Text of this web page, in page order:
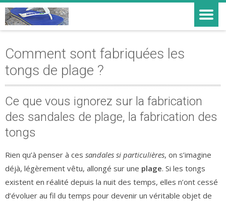
Comment sont fabriquées les
tongs de plage ?
Ce que vous ignorez sur la fabrication
des sandales de plage, la fabrication des
tongs
Rien qu’à penser à ces sandales si particulières, on s’imagine
déjà, légèrement vêtu, allongé sur une plage. Si les tongs
existent en réalité depuis la nuit des temps, elles n’ont cessé
d’évoluer au fil du temps pour devenir un véritable objet de